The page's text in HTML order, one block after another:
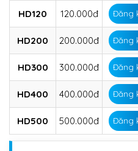
HD120 120.000đ Đăng
HD200 200.000đ Đăng
HD300 300.000đ Đăng
HD400 400.000đ Đăng
HD500 500.000đ Đăng